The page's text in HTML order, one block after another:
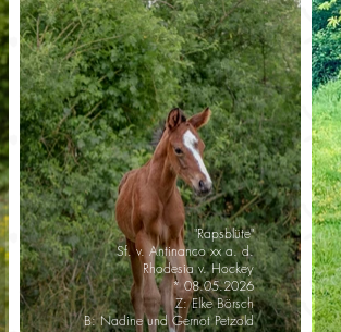
"Rapsblüte"
Sf. v. Antinanco xx a. d.
Rhodesia v. Hockey
* 08.05.2026
Z: Elke Börsch
B: Nadine und Gernot Petzold